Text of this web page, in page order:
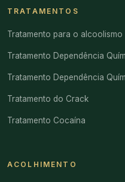
TRATAMENTOS
Tratamento para o alcoolismo
Tratamento Dependência
Tratamento Dependência
Tratamento do Crack
Tratamento Cocaína
ACOLHIMENTO